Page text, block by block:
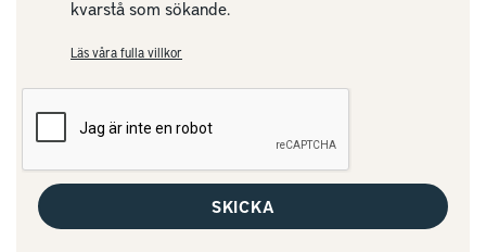
kvarstå som sökande.
Läs våra fulla villkor